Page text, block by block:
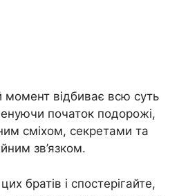
відбиває всю суть
початок подорожі,
сміхом, секретами та
зв’язком.
братів і спостерігайте,